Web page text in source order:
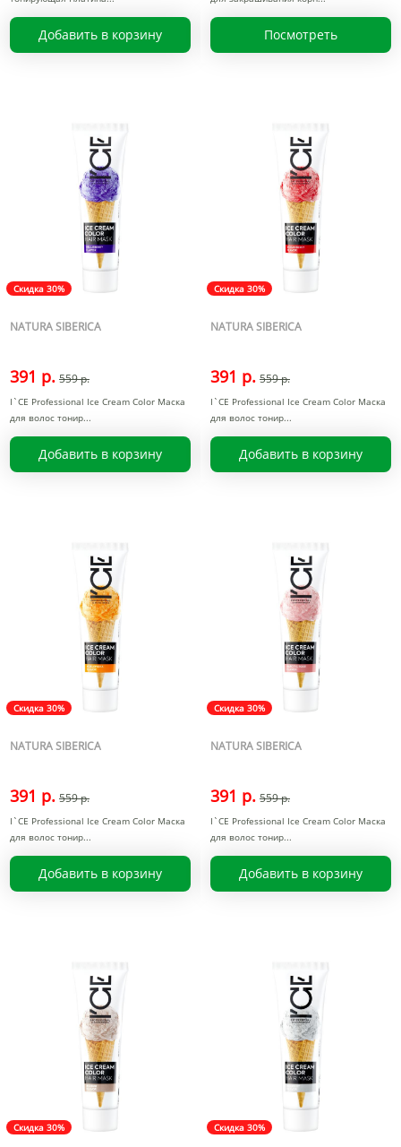
Добавить в корзину Посмотреть
Скидка 30%
NATURA SIBERICA
391 р. 559 р.
I`CE Professional Ice Cream Color Маска
для волос тонир
Добавить в корзину
Скидка 30%
NATURA SIBERICA
391 р. 559 р.
I`CE Professional Ice Cream Color Маска
для волос тонир
Добавить в корзину
Скидка 30%
NATURA SIBERICA
391 р. 559 р.
I`CE Professional Ice Cream Color Маска
для волос тонир
Добавить в корзину
Скидка 30%
NATURA SIBERICA
391 р. 559 р.
I`CE Professional Ice Cream Color Маска
для волос тонир
Добавить в корзину
Скидка 30% Скидка 30%